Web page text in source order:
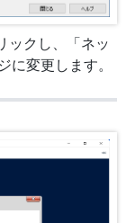
ックし、「ネッ
に変更します。